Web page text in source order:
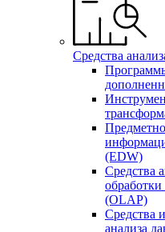
Средства
(EDW)
Средства
(OLAP)
Средства
анализа